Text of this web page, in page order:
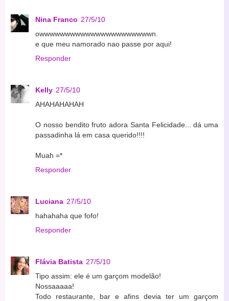
Nina Franco 27/5/10
owwwwwwwwwwwwwwwwwwwwwwn.
e que meu namorado nao passe por aqui!
Responder
Kelly 27/5/10
AHAHAHAHAH
O nosso bendito fruto adora Santa Felicidade... dá uma
passadinha lá em casa querido!!!!
Muah =*
Responder
Luciana 27/5/10
hahahaha que fofo!
Responder
Flávia Batista 27/5/10
Tipo assim: ele é um garçom modelão!
Nossaaaaa!
Todo restaurante, bar e afins devia ter um garçom